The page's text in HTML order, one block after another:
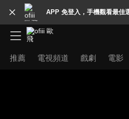
APP 免登入，手機觀看最佳
推薦 電視頻道 戲劇 電影